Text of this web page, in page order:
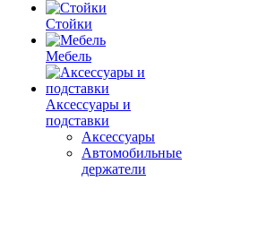
Стойки
Мебель
Аксессуары и
подставки
Аксессуары
Автомобильные
держатели